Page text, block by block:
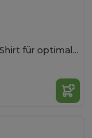
Hochwertiges Baumwoll-T-Shirt für optimalen Druck